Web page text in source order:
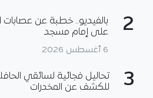
2
بالفيديو.. خطبة عن عصابات
على إمام مسجد
6 أغسطس 2026
3
تحاليل فجائية لسائقي
للكشف عن المخدرات